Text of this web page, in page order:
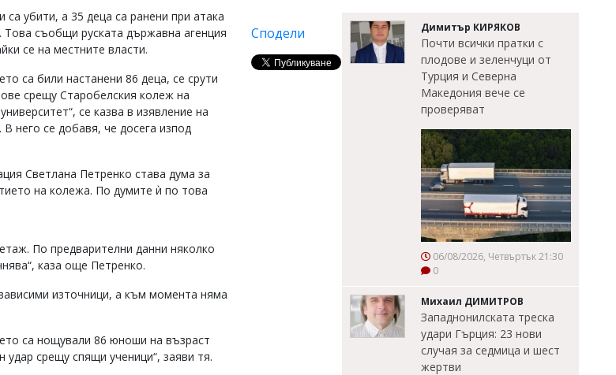
убити, а 35 деца са ранени при атака
Това съобщи руската държавна агенция
се на местните власти.
са били настанени 86 деца, се срути
срещу Старобелския колеж на
се казва в изявление на
него се добавя, че досега изпод
Светлана Петренко става дума за
на колежа. По думите ѝ по това
По предварителни данни няколко
каза още Петренко.
източници, а към момента няма
са нощували 86 юноши на възраст
срещу спящи ученици“, заяви тя.
Сподели Димитър КИРЯКОВ
Почти всички пратки с
плодове и зеленчуци от
Турция и Северна
Македония вече се
проверяват
06/08/2026, Четвъртък 21:30
0
Михаил ДИМИТРОВ
Западнонилската треска
удари Гърция: 23 нови
случая за седмица и шест
жертви